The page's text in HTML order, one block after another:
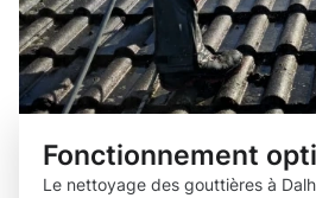
Fonctionnement
Le nettoyage des gouttières à